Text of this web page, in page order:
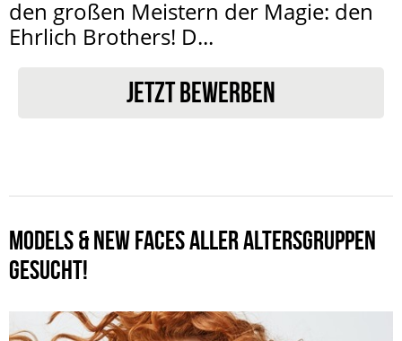
den großen Meistern der Magie: den
Ehrlich Brothers! D...
JETZT BEWERBEN
MODELS & NEW FACES ALLER ALTERSGRUPPEN
GESUCHT!